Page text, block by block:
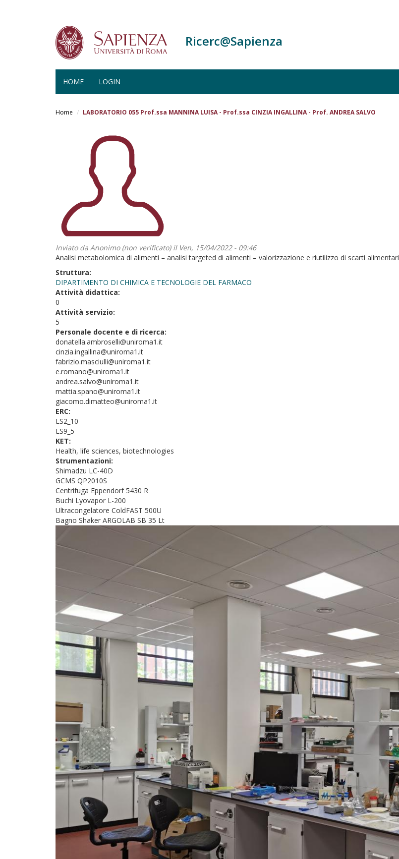
Ricerc@Sapienza
HOME LOGIN
Home LABORATORIO 055 Prof.ssa MANNINA LUISA - Prof.ssa CINZIA INGALLINA - Prof. ANDREA SALVO
Inviato da Anonimo (non verificato)il Ven, 15/04/2022 - 09:46
Analisi metabolomica di alimenti – analisi targeted di alimenti – valorizzazione e riutilizzo di scarti alimentari
Struttura:
DIPARTIMENTO DI CHIMICA E TECNOLOGIE DEL FARMACO
Attività didattica:
0
Attività servizio:
5
Personale docente e di ricerca:
donatella.ambroselli@uniroma1.it
cinzia.ingallina@uniroma1.it
fabrizio.masciulli@uniroma1.it
e.romano@uniroma1.it
andrea.salvo@uniroma1.it
mattia.spano@uniroma1.it
giacomo.dimatteo@uniroma1.it
ERC:
LS2_10
LS9_5
KET:
Health, life sciences, biotechnologies
Strumentazioni:
Shimadzu LC-40D
GCMS QP2010S
Centrifuga Eppendorf 5430 R
Buchi Lyovapor L-200
Ultracongelatore ColdFAST 500U
Bagno Shaker ARGOLAB SB 35 Lt